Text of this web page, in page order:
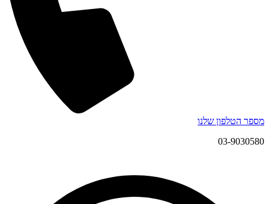
מספר הטלפון שלנו
03-9030580